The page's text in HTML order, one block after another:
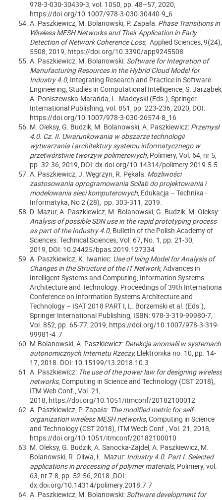
978-3-030-30439-3, vol. 1050, pp. 48–57, 2020,
https://doi.org/10.1007/978-3-030-30440-9_6
A. Paszkiewicz, M. Bolanowski, P. Zapała: Phase Transitions in
Wireless MESH Networks and Their Application in Early
Detection of Network Coherence Loss, Applied Sciences, 9(24),
5508, 2019, https://doi.org/10.3390/app9245508
A. Paszkiewicz, M. Bolanowski: Software for Integration of
Manufacturing Resources in the Hybrid Cloud Model for
Industry 4.0, Integrating Research and Practice in Software
Engineering, Studies in Computational Intelligence, S.
A. Poniszewska-Marańda, L. Madeyski (Eds.), Springer
International Publishing, vol. 851, pp. 223-236, 2020, DOI:
https://doi.org/10.1007/978-3-030-26574-8_16
M. Oleksy, G. Budzik, M. Bolanowski, A. Paszkiewicz: Przemysł
4.0. Cz. II. Uwarunkowania w obszarze technologii
wytwarzania i architektury systemu informatycznego w
przetwórstwie tworzyw polimerowych, Polimery, Vol. 64, nr 5,
pp. 32-36, 2019, DOI: dx.doi.org/10.14314/polimery.2019.5.5
A. Paszkiewicz, J. Węgrzyn, R. Pękala: Możliwości
zastosowania oprogramowania Scilab do projektowania i
modelowania sieci komputerowych, Edukacja – Technika -
Informatyka, No 2 (28), pp. 303-311, 2019.
D. Mazur, A. Paszkiewicz, M. Bolanowski, G. Budzik, M. Oleksy:
Analysis of possible SDN use in the rapid prototyping process
as part of the Industry 4.0, Bulletin of the Polish Academy of
Sciences: Technical Sciences, Vol. 67, No. 1, pp. 21-30,
2019, DOI: 10.24425/bpas.2019.127334
A. Paszkiewicz, K. Iwaniec: Use of Ising Model for Analysis of
Changes in the Structure of the IT Network, Advances in
Intelligent Systems and Computing, Information Systems
Architecture and Technology: Proceedings of 39th
Conference on Information Systems Architecture and
Technology – ISAT 2018 PART I, L. Borzemski et al. (Eds.),
Springer International Publishing, ISBN: 978-3-319-99980-7,
Vol. 852, pp. 65-77, 2019, https://doi.org/10.1007/978-3-319-
99981-4_7
M.Bolanowski, A. Paszkiewicz: Detekcja anomalii w systemach
autonomicznych Internetu Rzeczy, Elektronika no. 10, pp. 14-
17, 2018. DOI: 10.15199/13.2018.10.3
A. Paszkiewicz: The use of the power law for designing wireless
networks, Computing in Science and Technology (CST 2018),
ITM Web Conf., Vol. 21,
2018, https://doi.org/10.1051/itmconf/20182100012
A. Paszkiewicz, P. Zapała: The modified metric for self-
organization wireless MESH networks, Computing in Science
and Technology (CST 2018), ITM Wecb Conf., Vol. 21, 2018,
https://doi.org/10.1051/itmconf/20182100010
M. Oleksy, G. Budzik, A. Sanocka-Zajdel, A. Paszkiewicz, M.
Bolanowski, R. Oliwa, Ł. Mazur: Industry 4.0. Part I. Selected
applications in processing of polymer materials, Polimery, vol.
63, nr 7-8, pp. 52-56, 2018.,DOI:
dx.doi.org/10.14314/polimery.2018.7.7
A. Paszkiewicz, M. Bolanowski: Software development for